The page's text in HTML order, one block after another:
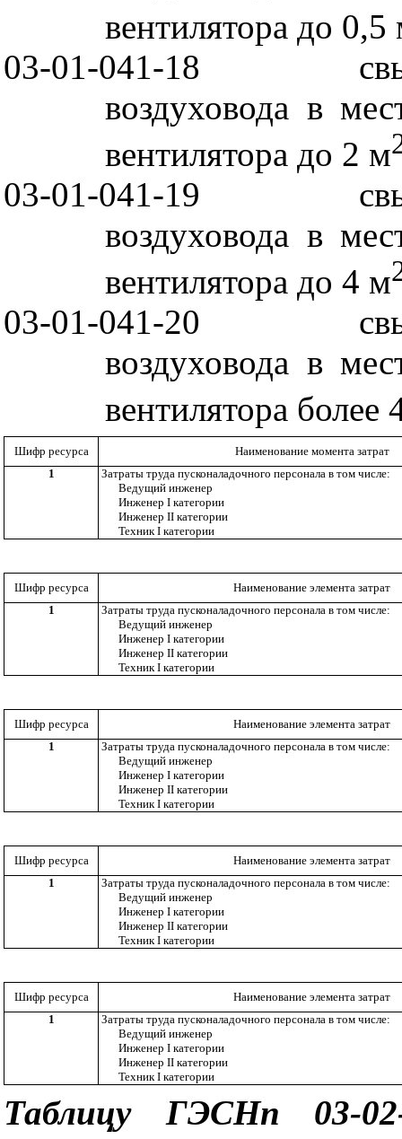
вентилятора до 0,5
03-01-041-18
воздуховода в
вентилятора до 2 м
03-01-041-19
воздуховода в
вентилятора до 4 м
03-01-041-20
воздуховода в
вентилятора более
Шифр ресурса
Наименование момента затрат
1
Затраты труда пусконаладочного персонала в том числе:
Ведущий инженер
Инженер I категории
Инженер II категории
Техник I категории
Шифр ресурса
Наименование элемента затрат
1
Затраты труда пусконаладочного персонала в том числе:
Ведущий инженер
Инженер I категории
Инженер II категории
Техник I категории
Шифр ресурса
Наименование элемента затрат
1
Затраты труда пусконаладочного персонала в том числе:
Ведущий инженер
Инженер I категории
Инженер II категории
Техник I категории
Шифр ресурса
Наименование элемента затрат
1
Затраты труда пусконаладочного персонала в том числе:
Ведущий инженер
Инженер I категории
Инженер II категории
Техник I категории
Шифр ресурса
Наименование элемента затрат
1
Затраты труда пусконаладочного персонала в том числе:
Ведущий инженер
Инженер I категории
Инженер IIкатегории
Техник I категории
Таблицу ГЭСНп 03-